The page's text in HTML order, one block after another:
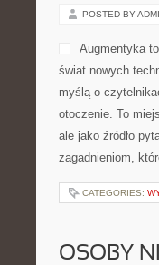
POSTED BY
Augmentyka
świat nowych
myślą o
otoczenie. To
ale jako źródło
zagadnieniom,
CATEGORIES:
OSOBY